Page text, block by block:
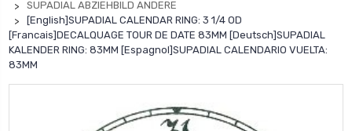
SUPADIAL ABZIEHBILD ANDERE
[English]SUPADIAL CALENDAR RING: 3 1/4 OD
[Francais]DECALQUAGE TOUR DE DATE 83MM [Deutsch]SUPADIAL
KALENDER RING: 83MM [Espagnol]SUPADIAL CALENDARIO VUELTA:
83MM